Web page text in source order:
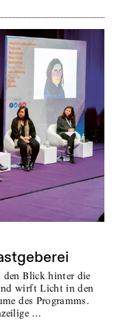
den Blick hinter die
wirft Licht in den
des Programms.
…